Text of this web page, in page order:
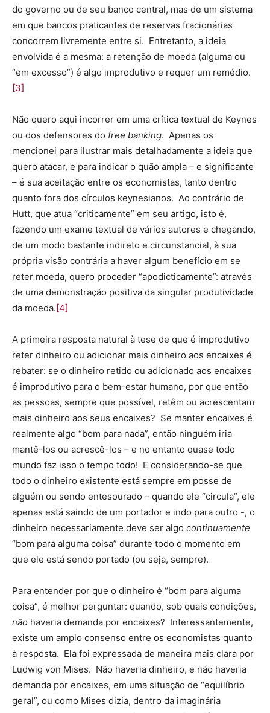
do governo ou de seu banco central, mas de um sistema
em que bancos praticantes de reservas fracionárias
concorrem livremente entre si. Entretanto, a ideia
envolvida é a mesma: a retenção de moeda (alguma ou
“em excesso”) é algo improdutivo e requer um remédio.
[3]
Não quero aqui incorrer em uma crítica textual de Keynes
ou dos defensores do free banking. Apenas os
mencionei para ilustrar mais detalhadamente a ideia que
quero atacar, e para indicar o quão ampla – e significante
– é sua aceitação entre os economistas, tanto dentro
quanto fora dos círculos keynesianos. Ao contrário de
Hutt, que atua “criticamente” em seu artigo, isto é,
fazendo um exame textual de vários autores e chegando,
de um modo bastante indireto e circunstancial, à sua
própria visão contrária a haver algum benefício em se
reter moeda, quero proceder “apodicticamente”: através
de uma demonstração positiva da singular produtividade
da moeda.[4]
A primeira resposta natural à tese de que é improdutivo
reter dinheiro ou adicionar mais dinheiro aos encaixes é
rebater: se o dinheiro retido ou adicionado aos encaixes
é improdutivo para o bem-estar humano, por que então
as pessoas, sempre que possível, retêm ou acrescentam
mais dinheiro aos seus encaixes? Se manter encaixes é
realmente algo “bom para nada”, então ninguém iria
mantê-los ou acrescê-los – e no entanto quase todo
mundo faz isso o tempo todo! E considerando-se que
todo o dinheiro existente está sempre em posse de
alguém ou sendo entesourado – quando ele “circula”, ele
apenas está saindo de um portador e indo para outro -, o
dinheiro necessariamente deve ser algo continuamente
“bom para alguma coisa” durante todo o momento em
que ele está sendo portado (ou seja, sempre).
Para entender por que o dinheiro é “bom para alguma
coisa”, é melhor perguntar: quando, sob quais condições,
não haveria demanda por encaixes? Interessantemente,
existe um amplo consenso entre os economistas quanto
à resposta. Ela foi expressada de maneira mais clara por
Ludwig von Mises. Não haveria dinheiro, e não haveria
demanda por encaixes, em uma situação de “equilíbrio
geral”, ou como Mises dizia, dentro da imaginária